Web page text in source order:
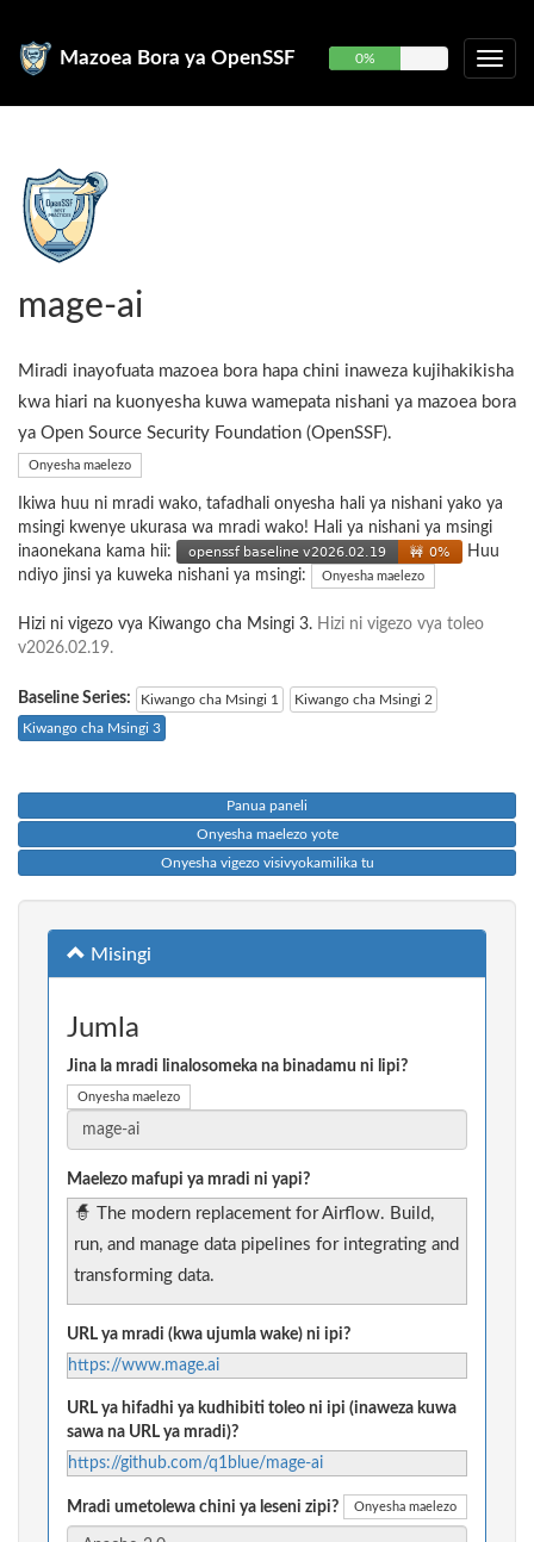
Mazoea Bora ya OpenSSF 0%
mage-ai
Miradi inayofuata mazoea bora hapa chini inaweza kujihakikisha
kwa hiari na kuonyesha kuwa wamepata nishani ya mazoea bora
ya Open Source Security Foundation (OpenSSF).
Onyesha maelezo
Ikiwa huu ni mradi wako, tafadhali onyesha hali ya nishani yako ya
msingi kwenye ukurasa wa mradi wako! Hali ya nishani ya msingi
inaonekana kama hii:
Huu
ndiyo jinsi ya kuweka nishani ya msingi:
Onyesha maelezo
Hizi ni vigezo vya Kiwango cha Msingi 3. Hizi ni vigezo vya toleo
v2026.02.19.
Baseline Series: Kiwango cha Msingi 1
Kiwango cha Msingi 2
Kiwango cha Msingi 3
Panua paneli
Onyesha maelezo yote
Onyesha vigezo visivyokamilika tu
Misingi
Jumla
Jina la mradi linalosomeka na binadamu ni lipi?
Onyesha maelezo
Maelezo mafupi ya mradi ni yapi?
🧙 The modern replacement for Airflow. Build,
run, and manage data pipelines for integrating and
transforming data.
URL ya mradi (kwa ujumla wake) ni ipi?
https://www.mage.ai
URL ya hifadhi ya kudhibiti toleo ni ipi (inaweza kuwa
sawa na URL ya mradi)?
https://github.com/q1blue/mage-ai
Mradi umetolewa chini ya leseni zipi? Onyesha maelezo